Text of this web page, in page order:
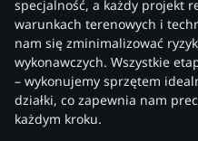
specjalność, a każdy projekt
warunkach terenowych i
nam się zminimalizować
wykonawczych. Wszystkie
– wykonujemy sprzętem
działki, co zapewnia nam
każdym kroku.